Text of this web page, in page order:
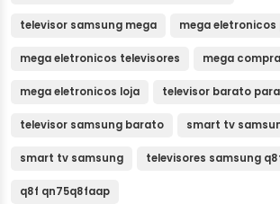
televisor samsung mega mega eletronicos
mega eletronicos televisores mega
mega eletronicos loja televisor barato
televisor samsung barato smart tv
smart tv samsung televisores samsung
q8f qn75q8faap